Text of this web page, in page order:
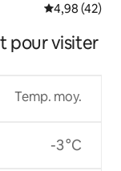
Évaluation
4,98 (42)
pour visiter
Temp. moy.
-3 °C